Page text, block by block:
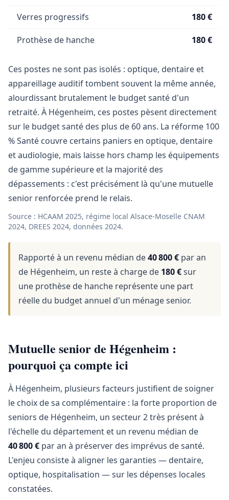
Verres progressifs 180 €
Prothèse de hanche 180 €
Ces postes ne sont pas isolés : optique, dentaire et
appareillage auditif tombent souvent la même année,
alourdissant brutalement le budget santé d'un
retraité. À Hégenheim, ces postes pèsent directement
sur le budget santé des plus de 60 ans. La réforme 100
% Santé couvre certains paniers en optique, dentaire
et audiologie, mais laisse hors champ les équipements
de gamme supérieure et la majorité des
dépassements : c'est précisément là qu'une mutuelle
senior renforcée prend le relais.
Source : HCAAM 2025, régime local Alsace-Moselle CNAM
2024, DREES 2024, données 2024.
Rapporté à un revenu médian de40 800 € par an
de Hégenheim, un reste à charge de 180 €sur
une prothèse de hanche représente une part
réelle du budget annuel d'un ménage senior.
Mutuelle senior de Hégenheim :
pourquoi ça compte ici
À Hégenheim, plusieurs facteurs justifient de soigner
le choix de sa complémentaire : la forte proportion de
seniors de Hégenheim, un secteur 2 très présent à
l'échelle du département et un revenu médian de
40 800 € par an à préserver des imprévus de santé.
L'enjeu consiste à aligner les garanties — dentaire,
optique, hospitalisation — sur les dépenses locales
constatées.